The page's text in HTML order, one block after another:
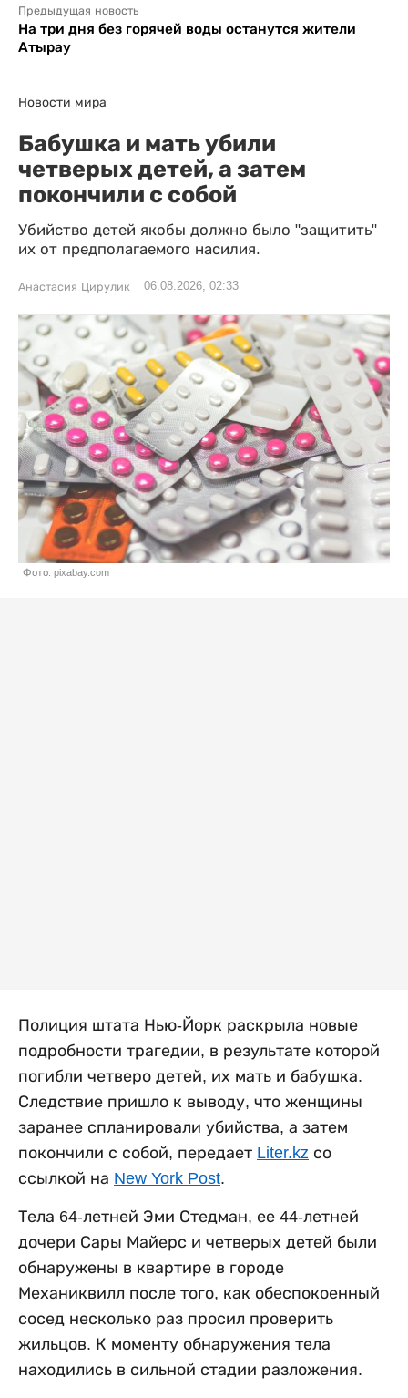
Предыдущая новость
На три дня без горячей воды останутся жители
Атырау
Новости мира
Бабушка и мать убили
четверых детей, а затем
покончили с собой
Убийство детей якобы должно было "защитить"
их от предполагаемого насилия.
Анастасия Цирулик 06.08.2026, 02:33
Фото: pixabay.com
Полиция штата Нью-Йорк раскрыла новые
подробности трагедии, в результате которой
погибли четверо детей, их мать и бабушка.
Следствие пришло к выводу, что женщины
заранее спланировали убийства, а затем
покончили с собой, передает Liter.kz со
ссылкой на New York Post.
Тела 64-летней Эми Стедман, ее 44-летней
дочери Сары Майерс и четверых детей были
обнаружены в квартире в городе
Механиквилл после того, как обеспокоенный
сосед несколько раз просил проверить
жильцов. К моменту обнаружения тела
находились в сильной стадии разложения.